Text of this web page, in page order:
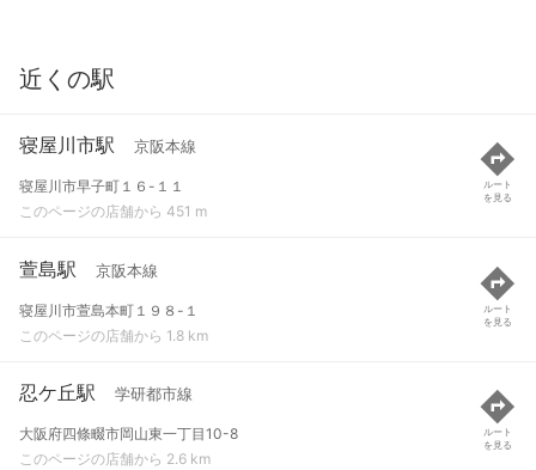
近くの駅
寝屋川市駅 京阪本線
寝屋川市早子町１６-１１
このページの店舗から 451 m
ルート
を見る
萱島駅 京阪本線
寝屋川市萱島本町１９８-１
このページの店舗から 1.8 km
ルート
を見る
忍ケ丘駅 学研都市線
大阪府四條畷市岡山東一丁目10-8
このページの店舗から 2.6 km
ルート
を見る